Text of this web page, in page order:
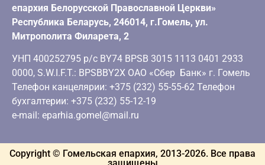
епархия Белорусской Православной Церкви»
Республика Беларусь, 246014, г.Гомель, ул.
Митрополита Филарета, 2
УНП 400252795 р/с BY74 BPSB 3015 1113 0401 2933
0000, S.W.I.F.T.: BPSBBY2X ОАО «Сбер Банк» г. Гомель
Телефон канцелярии: +375 (232) 55-55-62 Телефон
бухгалтерии: +375 (232) 55-12-19
e-mail: eparhia.gomel@mail.ru
Copyright © Гомельская епархия, 2013-2026. Все права
защищены